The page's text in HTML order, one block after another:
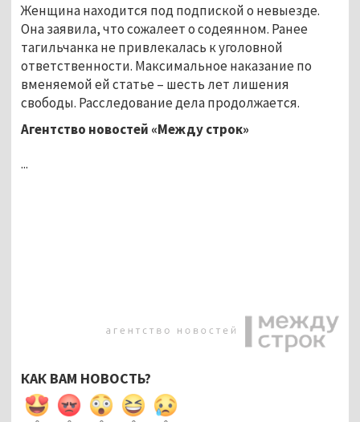
Женщина находится под подпиской о невыезде.
Она заявила, что сожалеет о содеянном. Ранее
тагильчанка не привлекалась к уголовной
ответственности. Максимальное наказание по
вменяемой ей статье – шесть лет лишения
свободы. Расследование дела продолжается.
Агентство новостей «Между строк»
...
КАК ВАМ НОВОСТЬ?